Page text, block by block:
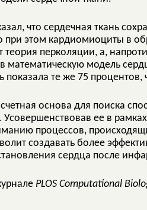
что сердечная ткань
при этом кардиомиоциты в
теория перколяции, а,
математическую модель
те же 75 процентов,
основа для поиска
ее в
процессов,
создавать более
сердца после
PLOS Computational